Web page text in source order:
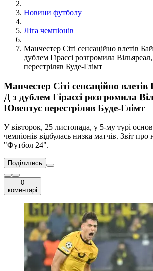
Новини футболу
Ліга чемпіонів
Манчестер Сіті сенсаційно влетів
дублем Гірассі розгромила
перестріляв Буде-Глімт
Манчестер Сіті сенсаційно влетів
Д з дублем Гірассі розгромила
Ювентус перестріляв Буде-Глімт
У вівторок, 25 листопада, у 5-му турі
чемпіонів відбулась низка матчів. Звіт
"Футбол 24".
Поділитись
0
коментарі